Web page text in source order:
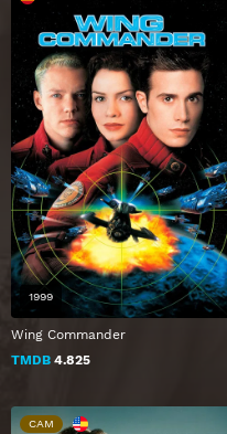
Wing Commander
TMDB 4.825
1999
CAM